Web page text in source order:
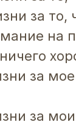
за то,
на
за
за